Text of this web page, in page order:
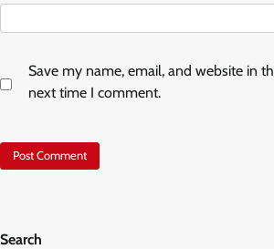
Save my name, email, and website in
next time I comment.
Search